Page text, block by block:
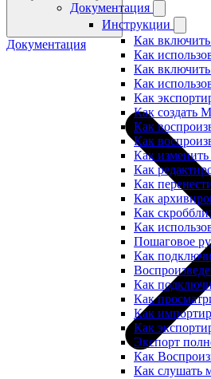
Документация
Инструкции
Как
Как
Как включить
Как
Как
Как создать
Как
Как
Как
Как
Как
Как
Как
Как
Пошаговое
Как
Как
Как
Как
Как
Экспорт
Как
Как слушать
Документация